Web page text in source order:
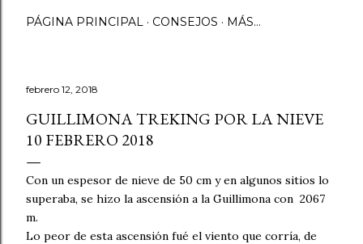
PÁGINA PRINCIPAL CONSEJOS MÁS…
febrero 12, 2018
GUILLIMONA TREKING POR LA NIEVE
10 FEBRERO 2018
Con un espesor de nieve de 50 cm y en algunos sitios lo
superaba, se hizo la ascensión a la Guillimona con 2067
m.
Lo peor de esta ascensión fué el viento que corría, de